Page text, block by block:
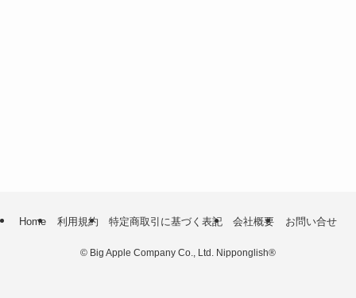
Home 利用規約 特定商取引に基づく表記 会社概要 お問い合せ
© Big Apple Company Co., Ltd. Nipponglish®